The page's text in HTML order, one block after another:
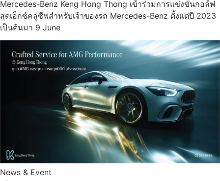
Mercedes-Benz Keng Hong Thong เข้าร่วมการแข่งขันกอล์ฟ
สุดเอ็กซ์คลูซีฟสำหรับเจ้าของรถ Mercedes-Benz ตั้งแต่ปี 2023
เป็นต้นมา 9 June
News & Event